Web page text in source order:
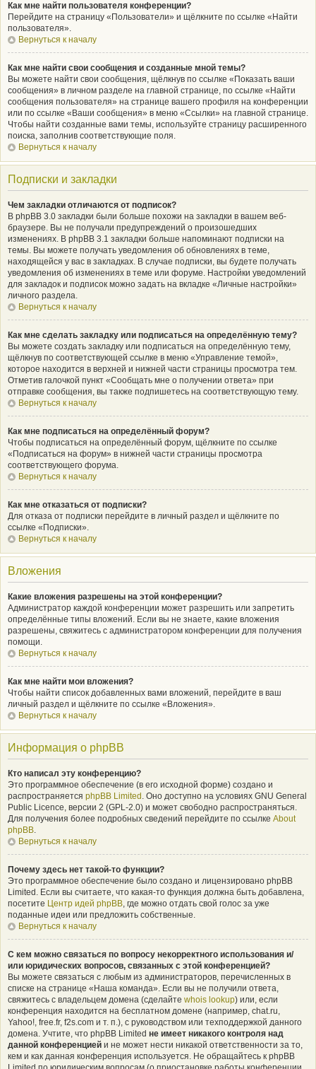
Как мне найти пользователя конференции?
Перейдите на страницу «Пользователи» и щёлкните по ссылке «Найти
пользователя».
Вернуться к началу
Как мне найти свои сообщения и созданные мной темы?
Вы можете найти свои сообщения, щёлкнув по ссылке «Показать ваши
сообщения» в личном разделе на главной странице, по ссылке «Найти
сообщения пользователя» на странице вашего профиля на конференции
или по ссылке «Ваши сообщения» в меню «Ссылки» на главной странице.
Чтобы найти созданные вами темы, используйте страницу расширенного
поиска, заполнив соответствующие поля.
Вернуться к началу
Подписки и закладки
Чем закладки отличаются от подписок?
В phpBB 3.0 закладки были больше похожи на закладки в вашем веб-
браузере. Вы не получали предупреждений о произошедших
изменениях. В phpBB 3.1 закладки больше напоминают подписки на
темы. Вы можете получать уведомления об обновлениях в теме,
находящейся у вас в закладках. В случае подписки, вы будете получать
уведомления об изменениях в теме или форуме. Настройки уведомлений
для закладок и подписок можно задать на вкладке «Личные настройки»
личного раздела.
Вернуться к началу
Как мне сделать закладку или подписаться на определённую тему?
Вы можете создать закладку или подписаться на определённую тему,
щёлкнув по соответствующей ссылке в меню «Управление темой»,
которое находится в верхней и нижней части страницы просмотра тем.
Отметив галочкой пункт «Сообщать мне о получении ответа» при
отправке сообщения, вы также подпишетесь на соответствующую тему.
Вернуться к началу
Как мне подписаться на определённый форум?
Чтобы подписаться на определённый форум, щёлкните по ссылке
«Подписаться на форум» в нижней части страницы просмотра
соответствующего форума.
Вернуться к началу
Как мне отказаться от подписки?
Для отказа от подписки перейдите в личный раздел и щёлкните по
ссылке «Подписки».
Вернуться к началу
Вложения
Какие вложения разрешены на этой конференции?
Администратор каждой конференции может разрешить или запретить
определённые типы вложений. Если вы не знаете, какие вложения
разрешены, свяжитесь с администратором конференции для получения
помощи.
Вернуться к началу
Как мне найти мои вложения?
Чтобы найти список добавленных вами вложений, перейдите в ваш
личный раздел и щёлкните по ссылке «Вложения».
Вернуться к началу
Информация о phpBB
Кто написал эту конференцию?
Это программное обеспечение (в его исходной форме) создано и
распространяется phpBB Limited . Оно доступно на условиях GNU General
Public Licence, версии 2 (GPL-2.0) и может свободно распространяться.
Для получения более подробных сведений перейдите по ссылке About
phpBB.
Вернуться к началу
Почему здесь нет такой-то функции?
Это программное обеспечение было создано и лицензировано phpBB
Limited. Если вы считаете, что какая-то функция должна быть добавлена,
посетите Центр идей phpBB, где можно отдать свой голос за уже
поданные идеи или предложить собственные.
Вернуться к началу
С кем можно связаться по вопросу некорректного использования и/
или юридических вопросов, связанных с этой конференцией?
Вы можете связаться с любым из администраторов, перечисленных в
списке на странице «Наша команда». Если вы не получили ответа,
свяжитесь с владельцем домена (сделайте whois lookup) или, если
конференция находится на бесплатном домене (например, chat.ru,
Yahoo!, free.fr, f2s.com и т. п.), с руководством или техподдержкой данного
домена. Учтите, что phpBB Limited не имеет никакого контроля над
данной конференцией и не может нести никакой ответственности за то,
кем и как данная конференция используется. Не обращайтесь к phpBB